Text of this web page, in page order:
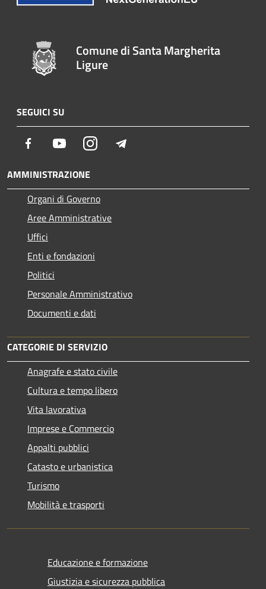
Comune di Santa Margherita
Ligure
SEGUICI SU
Facebook YoutubeInstagram
AMMINISTRAZIONE
Organi di Governo
Aree Amministrative
Uffici
Enti e fondazioni
Politici
Personale Amministrativo
Documenti e dati
CATEGORIE DI SERVIZIO
Anagrafe e stato civile
Cultura e tempo libero
Vita lavorativa
Imprese e Commercio
Appalti pubblici
Catasto e urbanistica
Turismo
Mobilità e trasporti
Educazione e formazione
Giustizia e sicurezza pubblica